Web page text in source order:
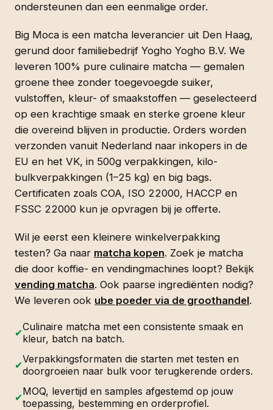
ondersteunen dan een eenmalige order.
Big Moca is een matcha leverancier uit Den Haag,
gerund door familiebedrijf Yogho Yogho B.V. We
leveren 100% pure culinaire matcha — gemalen
groene thee zonder toegevoegde suiker,
vulstoffen, kleur- of smaakstoffen — geselecteerd
op een krachtige smaak en sterke groene kleur
die overeind blijven in productie. Orders worden
verzonden vanuit Nederland naar inkopers in de
EU en het VK, in 500g verpakkingen, kilo-
bulkverpakkingen (1–25 kg) en big bags.
Certificaten zoals COA, ISO 22000, HACCP en
FSSC 22000 kun je opvragen bij je offerte.
Wil je eerst een kleinere winkelverpakking
testen? Ga naar matcha kopen. Zoek je matcha
die door koffie- en vendingmachines loopt? Bekijk
vending matcha. Ook paarse ingrediënten nodig?
We leveren ook ube poeder via de groothandel.
✔Culinaire matcha met een consistente smaak en
kleur, batch na batch.
✔Verpakkingsformaten die starten met testen en
doorgroeien naar bulk voor terugkerende orders.
✔MOQ, levertijd en samples afgestemd op jouw
toepassing, bestemming en orderprofiel.